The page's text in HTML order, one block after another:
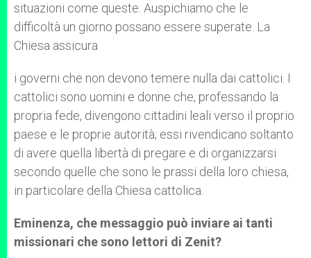
situazioni come queste. Auspichiamo che le
difficoltà un giorno possano essere superate. La
Chiesa assicura
i governi che non devono temere nulla dai cattolici. I
cattolici sono uomini e donne che, professando la
propria fede, divengono cittadini leali verso il proprio
paese e le proprie autorità; essi rivendicano soltanto
di avere quella libertà di pregare e di organizzarsi
secondo quelle che sono le prassi della loro chiesa,
in particolare della Chiesa cattolica.
Eminenza, che messaggio può inviare ai tanti
missionari che sono lettori di Zenit?